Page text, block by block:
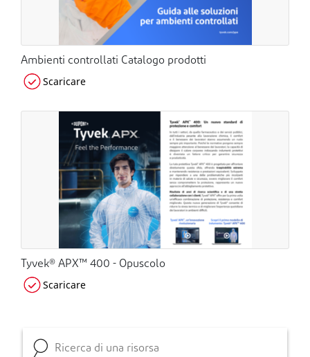
Ambienti controllati Catalogo prodotti
Scaricare
Tyvek® APX™ 400 - Opuscolo
Scaricare